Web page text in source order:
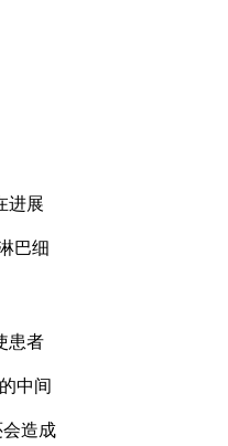
进展
巴细
患者
中间
造成